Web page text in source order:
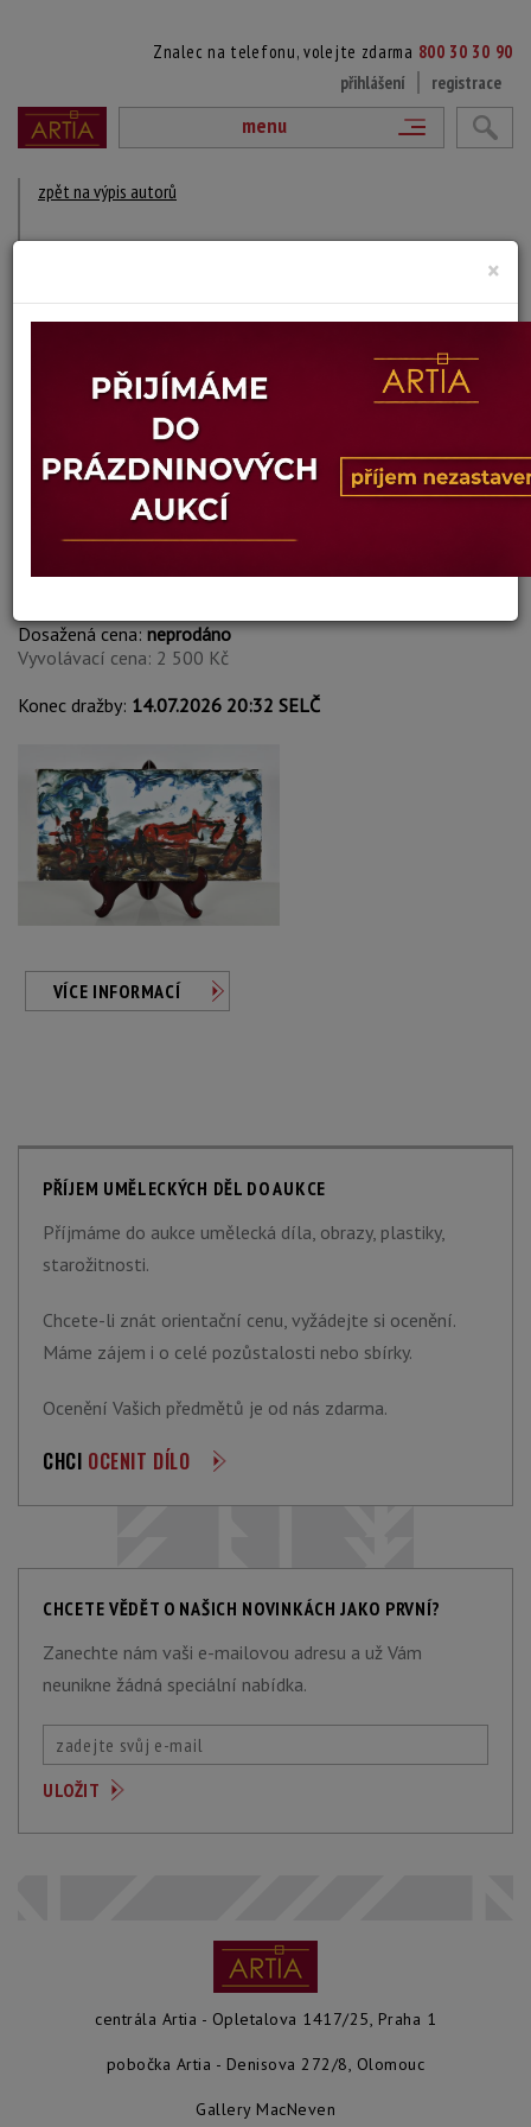
Znalec na telefonu, volejte zdarma 800 30 30 90
přihlášení
registrace
menu
zpět na výpis autorů
1932 Dožice - 2021 Laciná, Myštice
DÍLA V AUKCÍCH
Jiří Karmazín
197. KOŇSKÝ POVOZ
Dosažená cena:neprodáno
Vyvolávací cena: 2 500 Kč
Konec dražby: 14.07.2026 20:32 SELČ
VÍCE INFORMACÍ
PŘÍJEM UMĚLECKÝCH DĚL DO AUKCE
Příjmáme do aukce umělecká díla, obrazy, plastiky,
starožitnosti.
Chcete-li znát orientační cenu, vyžádejte si ocenění.
Máme zájem i o celé pozůstalosti nebo sbírky.
Ocenění Vašich předmětů je od nás zdarma.
CHCI OCENIT DÍLO
CHCETE VĚDĚT O NAŠICH NOVINKÁCH JAKO PRVNÍ?
Zanechte nám vaši e-mailovou adresu a už Vám
neunikne žádná speciální nabídka.
centrála Artia - Opletalova 1417/25, Praha 1
pobočka Artia - Denisova 272/8, Olomouc
Gallery MacNeven
×